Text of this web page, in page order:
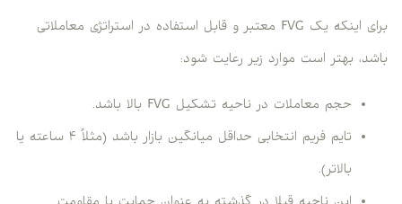
برای اینکه یک FVG معتبر و قابل استفاده در استراتژی معاملاتی
باشد، بهتر است موارد زیر رعایت شود:
حجم معاملات در ناحیه تشکیل FVG بالا باشد.
تایم فریم انتخابی حداقل میانگین بازار باشد (مثلاً ۴ ساعته یا
بالاتر).